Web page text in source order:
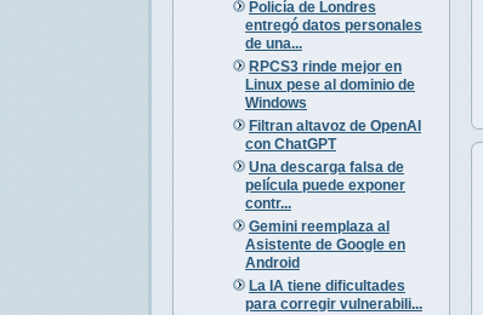
Policía de Londres
entregó datos personales
de una...
RPCS3 rinde mejor en
Linux pese al dominio de
Windows
Filtran altavoz de OpenAI
con ChatGPT
Una descarga falsa de
película puede exponer
contr...
Gemini reemplaza al
Asistente de Google en
Android
La IA tiene dificultades
para corregir vulnerabili...